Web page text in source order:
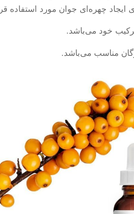
ایجاد چهره‌ای جوان مورد استفاده
خود می‌باشد.
مناسب می‌باشد.